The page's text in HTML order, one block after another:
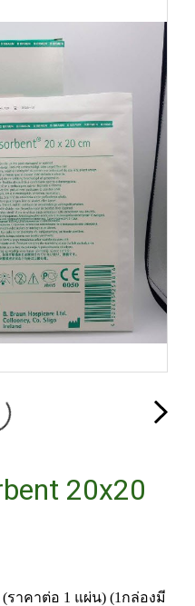
20x20
(ราคาต่อ 1 แผ่น) (1กล่องมี